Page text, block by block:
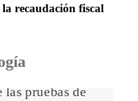
recaudación fiscal